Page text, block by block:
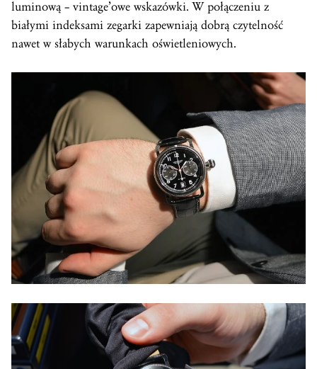
luminową – vintage’owe wskazówki. W połączeniu z
białymi indeksami zegarki zapewniają dobrą czytelność
nawet w słabych warunkach oświetleniowych.